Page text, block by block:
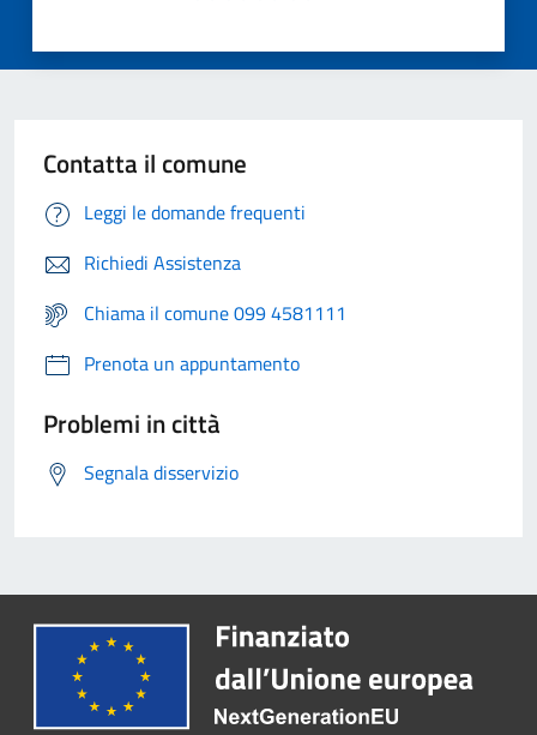
Contatta il comune
Leggi le domande frequenti
Richiedi Assistenza
Chiama il comune 099 4581111
Prenota un appuntamento
Problemi in città
Segnala disservizio